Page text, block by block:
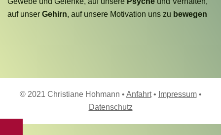
auf unser Gehirn, auf unsere Motivation uns zu bewegen
© 2021 Christiane Hohmann • Anfahrt• Impressum•
Datenschutz